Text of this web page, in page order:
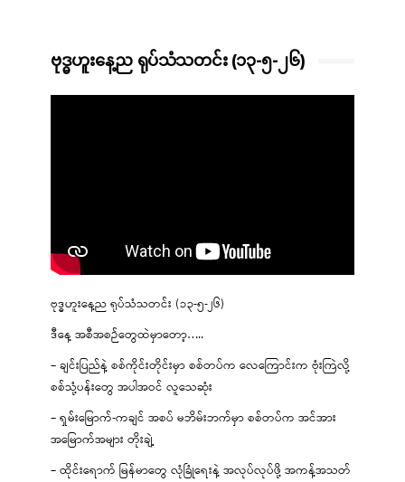
ဗုဒ္ဓဟူးနေ့ည ရုပ်သံသတင်း (၁၃-၅-၂၆)
ဗုဒ္ဓဟူးနေ့ည ရုပ်သံသတင်း (၁၃-၅-၂၆)
ဒီနေ့ အစီအစဉ်တွေထဲမှာတော့…..
– ချင်းပြည်နဲ့ စစ်ကိုင်းတိုင်းမှာ စစ်တပ်က လေကြောင်းက ဗုံးကြဲလို့
စစ်သုံ့ပန်းတွေ အပါအဝင် လူသေဆုံး
– ရှမ်းမြောက်-ကချင် အစပ် မဘိမ်းဘက်မှာ စစ်တပ်က အင်အား
အမြောက်အများ တိုးချဲ့
– ထိုင်းရောက် မြန်မာတွေ လုံခြုံရေးနဲ့ အလုပ်လုပ်ဖို့ အကန့်အသတ်